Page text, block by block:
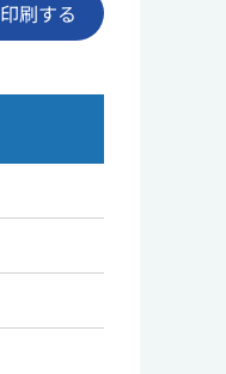
印刷する